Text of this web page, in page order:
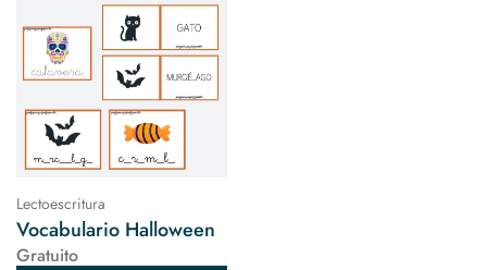
Lectoescritura
Vocabulario Halloween
Gratuito